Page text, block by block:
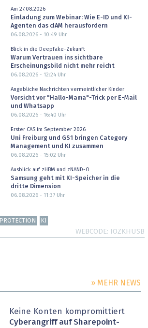
Am 27.08.2026
Einladung zum Webinar: Wie E-ID und KI-
Agenten das cIAM herausfordern
06.08.2026 - 10:49 Uhr
Blick in die Deepfake-Zukunft
Warum Vertrauen ins sichtbare
Erscheinungsbild nicht mehr reicht
06.08.2026 - 12:24Uhr
Angebliche Nachrichten vermeintlicher Kinder
Vorsicht vor "Hallo-Mama"-Trick per E-Mail
und Whatsapp
06.08.2026 - 16:40 Uhr
Erster CAS im September 2026
Uni Freiburg und GS1 bringen Category
Management und KI zusammen
06.08.2026 - 15:02 Uhr
Ausblick auf zHBM und zNAND-O
Samsung geht mit KI-Speicher in die
dritte Dimension
06.08.2026 - 11:37Uhr
PROTECTION KI
WEBCODE IOZKHUSB
» MEHR NEWS
Keine Konten kompromittiert
Cyberangriff auf Sharepoint-